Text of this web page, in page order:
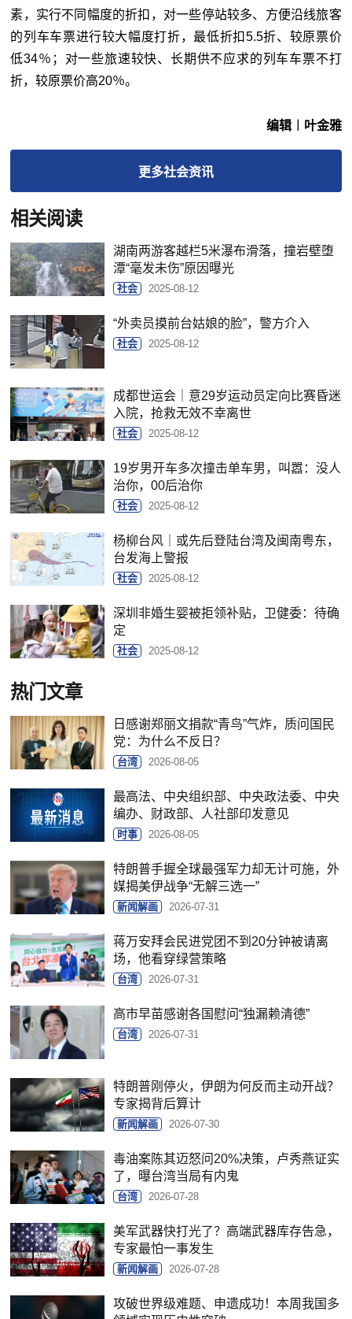
素，实行不同幅度的折扣，对一些停站较多、方便沿线旅客
的列车车票进行较大幅度打折，最低折扣5.5折、较原票价
低34％；对一些旅速较快、长期供不应求的列车车票不打
折，较原票价高20％。
编辑︱叶金雅
更多社会资讯
相关阅读
湖南两游客越栏5米瀑布滑落，撞岩壁堕
潭“毫发未伤”原因曝光
社会 2025-08-12
“外卖员摸前台姑娘的脸”，警方介入
社会 2025-08-12
成都世运会｜意29岁运动员定向比赛昏迷
入院，抢救无效不幸离世
社会 2025-08-12
19岁男开车多次撞击单车男，叫嚣：没人
治你，00后治你
社会 2025-08-12
杨柳台风｜或先后登陆台湾及闽南粤东，
台发海上警报
社会 2025-08-12
深圳非婚生婴被拒领补贴，卫健委：待确
定
社会 2025-08-12
热门文章
日感谢郑丽文捐款“青鸟”气炸，质问国民
党：为什么不反日？
台湾 2026-08-05
最高法、中央组织部、中央政法委、中央
编办、财政部、人社部印发意见
时事 2026-08-05
特朗普手握全球最强军力却无计可施，外
媒揭美伊战争“无解三选一”
新闻解画 2026-07-31
蒋万安拜会民进党团不到20分钟被请离
场，他看穿绿营策略
台湾 2026-07-31
高市早苗感谢各国慰问“独漏赖清德”
台湾 2026-07-31
特朗普刚停火，伊朗为何反而主动开战？
专家揭背后算计
新闻解画 2026-07-30
毒油案陈其迈怒问20%决策，卢秀燕证实
了，曝台湾当局有内鬼
台湾 2026-07-28
美军武器快打光了？高端武器库存告急，
专家最怕一事发生
新闻解画 2026-07-28
攻破世界级难题、申遗成功！本周我国多